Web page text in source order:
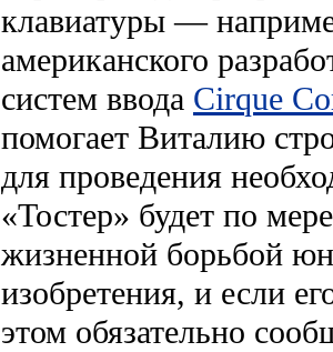
клавиатуры —
американского
систем ввода Cirque
помогает Виталию
для проведения
«Тостер» будет по
жизненной борьбой
изобретения, и если
этом обязательно